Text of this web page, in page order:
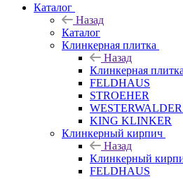
Каталог
Назад
Каталог
Клинкерная плитка
Назад
Клинкерная плитка
FELDHAUS
STROEHER
KING KLINKER
Клинкерный кирпич
Назад
Клинкерный
FELDHAUS